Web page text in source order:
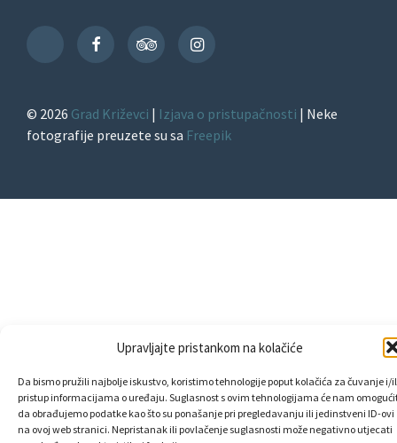
Upravljajte pristankom na kolačiće
Da bismo pružili najbolje iskustvo, koristimo tehnologije poput kolačića za čuvanje i/
pristup informacijama o uređaju. Suglasnost s ovim tehnologijama će nam
da obrađujemo podatke kao što su ponašanje pri pregledavanju ili jedinstveni ID-ovi
na ovoj web stranici. Nepristanak ili povlačenje suglasnosti može negativno utjecati
TikTok
FacebookTripAdvisorInstagram
© 2026 Grad Križevci | Izjava o pristupačnosti | Neke
fotografije preuzete su sa Freepik